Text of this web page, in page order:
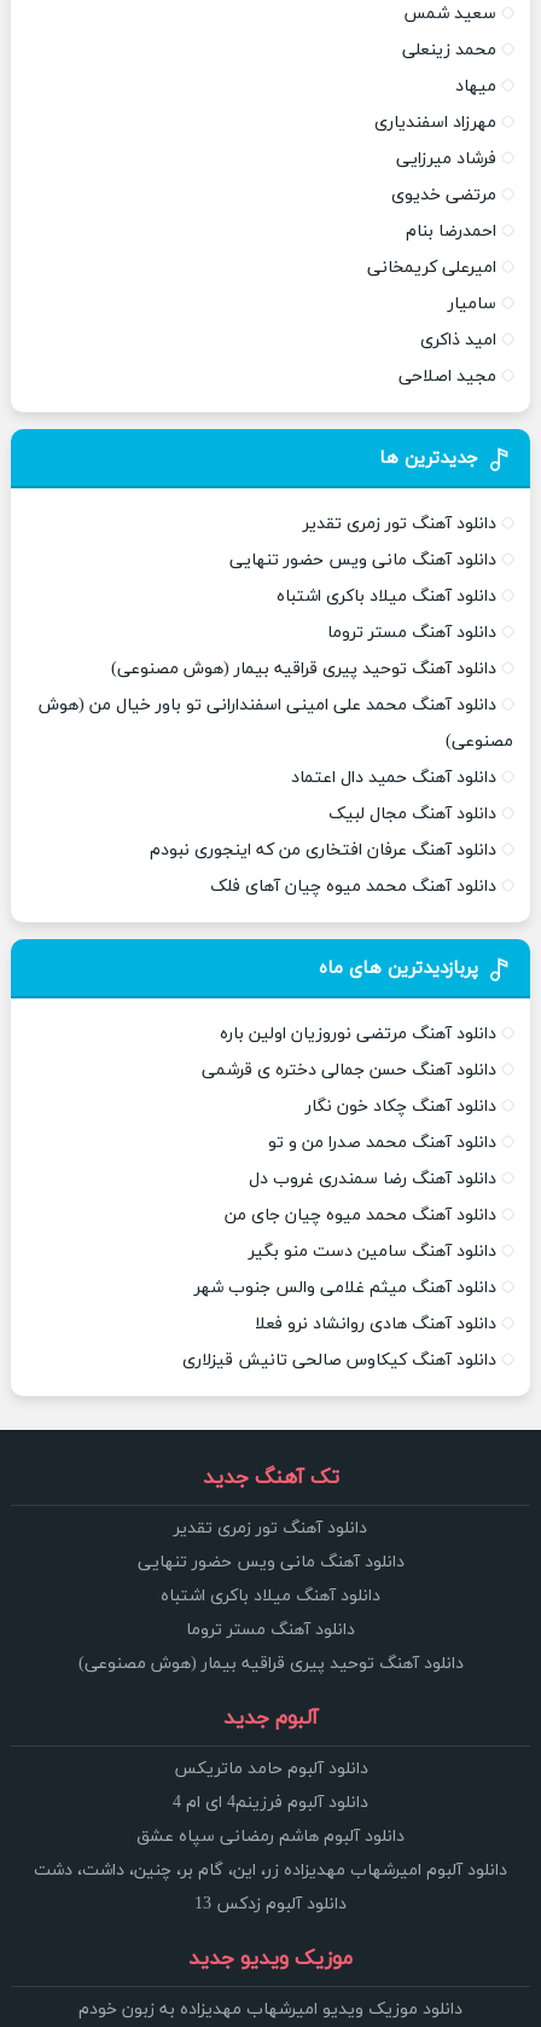
سعید شمس
محمد زینعلی
میهاد
مهرزاد اسفندیاری
فرشاد میرزایی
مرتضی خدیوی
احمدرضا بنام
امیرعلی کریمخانی
سامیار
امید ذاکری
مجید اصلاحی
جدیدترین ها
دانلود آهنگ تور زمری تقدیر
دانلود آهنگ مانی ویس حضور تنهایی
دانلود آهنگ میلاد باکری اشتباه
دانلود آهنگ مستر تروما
دانلود آهنگ توحید پیری قراقیه بیمار (هوش مصنوعی)
دانلود آهنگ محمد علی امینی اسفندارانی تو باور خیال من (هوش
مصنوعی)
دانلود آهنگ حمید دال اعتماد
دانلود آهنگ مجال لبیک
دانلود آهنگ عرفان افتخاری من که اینجوری نبودم
دانلود آهنگ محمد میوه چیان آهای فلک
پربازدیدترین های ماه
دانلود آهنگ مرتضی نوروزیان اولین باره
دانلود آهنگ حسن جمالی دختره ی قرشمی
دانلود آهنگ چکاد خون نگار
دانلود آهنگ محمد صدرا من و تو
دانلود آهنگ رضا سمندری غروب دل
دانلود آهنگ محمد میوه چیان جای من
دانلود آهنگ سامین دست منو بگیر
دانلود آهنگ میثم غلامی والس جنوب شهر
دانلود آهنگ هادی روانشاد نرو فعلا
دانلود آهنگ کیکاوس صالحی تانیش قیزلاری
تک آهنگ جدید
دانلود آهنگ تور زمری تقدیر
دانلود آهنگ مانی ویس حضور تنهایی
دانلود آهنگ میلاد باکری اشتباه
دانلود آهنگ مستر تروما
دانلود آهنگ توحید پیری قراقیه بیمار (هوش مصنوعی)
آلبوم جدید
دانلود آلبوم حامد ماتریکس
دانلود آلبوم فرزینم4 ای ام 4
دانلود آلبوم هاشم رمضانی سپاه عشق
دانلود آلبوم امیرشهاب مهدیزاده زر، این، گام بر، چنین، داشت، دشت
دانلود آلبوم زدکس 13
موزیک ویدیو جدید
دانلود موزیک ویدیو امیرشهاب مهدیزاده به زبون خودم